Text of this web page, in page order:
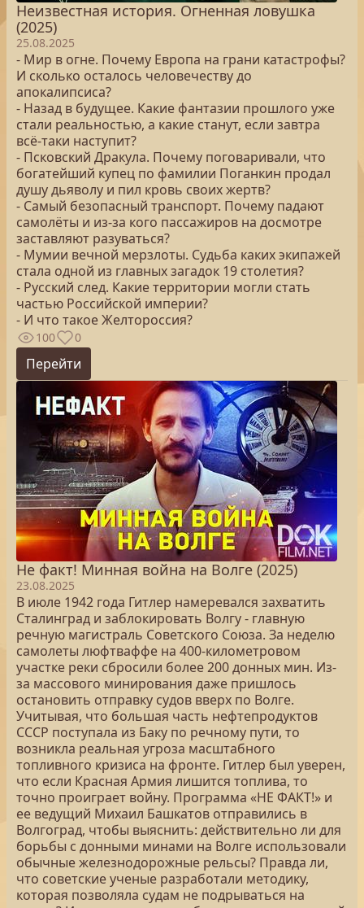
Неизвестная история. Огненная ловушка
(2025)
25.08.2025
- Мир в огне. Почему Европа на грани катастрофы?
И сколько осталось человечеству до
апокалипсиса?
- Назад в будущее. Какие фантазии прошлого уже
стали реальностью, а какие станут, если завтра
всё-таки наступит?
- Псковский Дракула. Почему поговаривали, что
богатейший купец по фамилии Поганкин продал
душу дьяволу и пил кровь своих жертв?
- Самый безопасный транспорт. Почему падают
самолёты и из-за кого пассажиров на досмотре
заставляют разуваться?
- Мумии вечной мерзлоты. Судьба каких экипажей
стала одной из главных загадок 19 столетия?
- Русский след. Какие территории могли стать
частью Российской империи?
- И что такое Желтороссия?
100 0
Перейти
Не факт! Минная война на Волге (2025)
23.08.2025
В июле 1942 года Гитлер намеревался захватить
Сталинград и заблокировать Волгу - главную
речную магистраль Советского Союза. За неделю
самолеты люфтваффе на 400-километровом
участке реки сбросили более 200 донных мин. Из-
за массового минирования даже пришлось
остановить отправку судов вверх по Волге.
Учитывая, что большая часть нефтепродуктов
СССР поступала из Баку по речному пути, то
возникла реальная угроза масштабного
топливного кризиса на фронте. Гитлер был уверен,
что если Красная Армия лишится топлива, то
точно проиграет войну. Программа «НЕ ФАКТ!» и
ее ведущий Михаил Башкатов отправились в
Волгоград, чтобы выяснить: действительно ли для
борьбы с донными минами на Волге использовали
обычные железнодорожные рельсы? Правда ли,
что советские ученые разработали методику,
которая позволяла судам не подрываться на